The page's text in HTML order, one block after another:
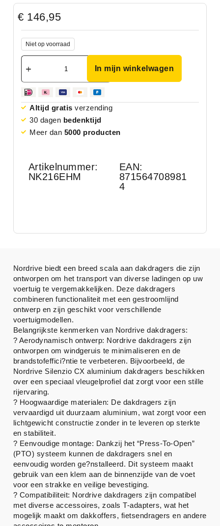
€ 146,95
Niet op voorraad
In mijn winkelwagen
Altijd gratis verzending
30 dagen bedenktijd
Meer dan 5000 producten
Artikelnummer:
NK216EHM
EAN:
871564708981
4
Nordrive biedt een breed scala aan dakdragers die zijn
ontworpen om het transport van diverse ladingen op uw
voertuig te vergemakkelijken. Deze dakdragers
combineren functionaliteit met een gestroomlijnd
ontwerp en zijn geschikt voor verschillende
voertuigmodellen.
Belangrijkste kenmerken van Nordrive dakdragers:
? Aerodynamisch ontwerp: Nordrive dakdragers zijn
ontworpen om windgeruis te minimaliseren en de
brandstofeffici?ntie te verbeteren. Bijvoorbeeld, de
Nordrive Silenzio CX aluminium dakdragers beschikken
over een speciaal vleugelprofiel dat zorgt voor een stille
rijervaring.
? Hoogwaardige materialen: De dakdragers zijn
vervaardigd uit duurzaam aluminium, wat zorgt voor een
lichtgewicht constructie zonder in te leveren op sterkte
en stabiliteit.
? Eenvoudige montage: Dankzij het “Press-To-Open”
(PTO) systeem kunnen de dakdragers snel en
eenvoudig worden ge?nstalleerd. Dit systeem maakt
gebruik van een klem aan de binnenzijde van de voet
voor een strakke en veilige bevestiging.
? Compatibiliteit: Nordrive dakdragers zijn compatibel
met diverse accessoires, zoals T-adapters, wat het
mogelijk maakt om dakkoffers, fietsendragers en andere